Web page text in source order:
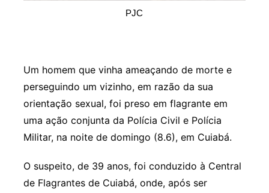
PJC
Um homem que vinha ameaçando de morte e
perseguindo um vizinho, em razão da sua
orientação sexual, foi preso em flagrante em
uma ação conjunta da Polícia Civil e Polícia
Militar, na noite de domingo (8.6), em Cuiabá.
O suspeito, de 39 anos, foi conduzido à Central
de Flagrantes de Cuiabá, onde, após ser